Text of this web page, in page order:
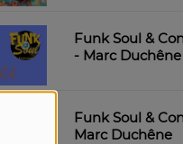
Funk Soul &
- Marc Duchêne
Funk Soul &
Marc Duchêne